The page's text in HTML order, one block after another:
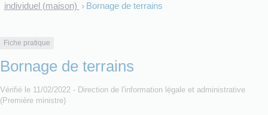
individuel (maison) > Bornage de terrains
Fiche pratique
Bornage de terrains
Vérifié le 11/02/2022 - Direction de l'information légale et administrative
(Première ministre)